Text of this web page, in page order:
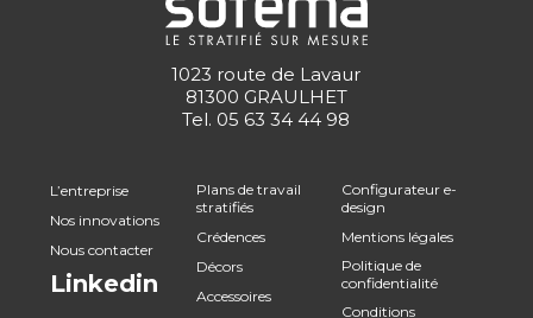
1023 route de Lavaur
81300 GRAULHET
Tel. 05 63 34 44 98
L’entreprise
Nos innovations
Nous contacter
Linkedin
Plans de travail
stratifiés
Crédences
Décors
Accessoires
Configurateur e-
design
Mentions légales
Politique de
confidentialité
Conditions